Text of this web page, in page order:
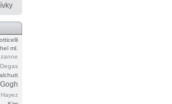
ml.
Degas
Hayez